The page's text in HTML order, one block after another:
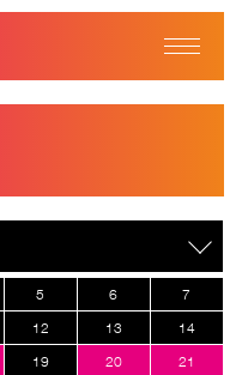
5 6
7
12 13
14
19 20
21